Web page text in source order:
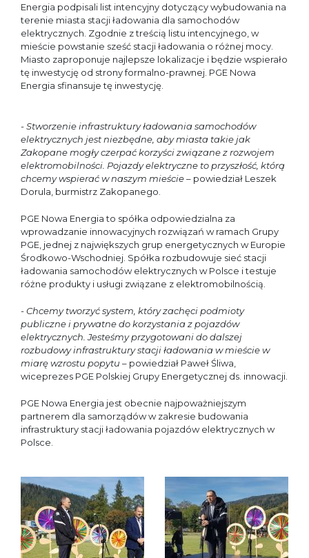
Energia podpisali list intencyjny dotyczący wybudowania na
terenie miasta stacji ładowania dla samochodów
elektrycznych. Zgodnie z treścią listu intencyjnego, w
mieście powstanie sześć stacji ładowania o różnej mocy.
Miasto zaproponuje najlepsze lokalizacje i będzie wspierało
tę inwestycję od strony formalno-prawnej. PGE Nowa
Energia sfinansuje tę inwestycję.
- Stworzenie infrastruktury ładowania samochodów
elektrycznych jest niezbędne, aby miasta takie jak
Zakopane mogły czerpać korzyści związane z rozwojem
elektromobilności. Pojazdy elektryczne to przyszłość, którą
chcemy wspierać w naszym mieście– powiedział Leszek
Dorula, burmistrz Zakopanego.
PGE Nowa Energia to spółka odpowiedzialna za
wprowadzanie innowacyjnych rozwiązań w ramach Grupy
PGE, jednej z największych grup energetycznych w Europie
Środkowo-Wschodniej. Spółka rozbudowuje sieć stacji
ładowania samochodów elektrycznych w Polsce i testuje
różne produkty i usługi związane z elektromobilnością.
- Chcemy tworzyć system, który zachęci podmioty
publiczne i prywatne do korzystania z pojazdów
elektrycznych. Jesteśmy przygotowani do dalszej
rozbudowy infrastruktury stacji ładowania w mieście w
miarę wzrostu popytu – powiedział Paweł Śliwa,
wiceprezes PGE Polskiej Grupy Energetycznej ds. innowacji.
PGE Nowa Energia jest obecnie najpoważniejszym
partnerem dla samorządów w zakresie budowania
infrastruktury stacji ładowania pojazdów elektrycznych w
Polsce.